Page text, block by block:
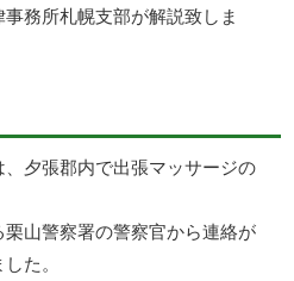
務所札幌支部が解説致しま
夕張郡内で出張マッサージの
山警察署の警察官から連絡が
た。